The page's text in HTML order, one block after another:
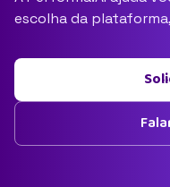
escolha da